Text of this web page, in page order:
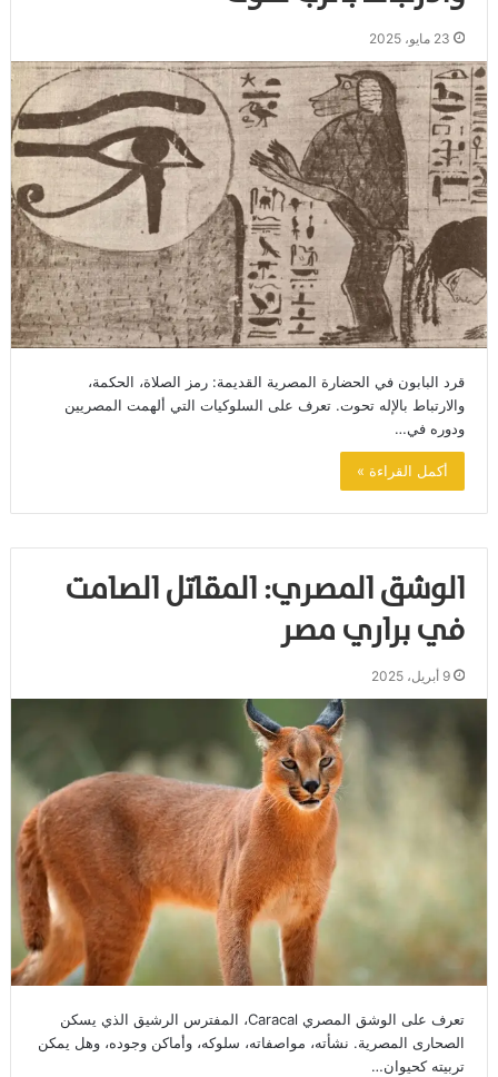
23 مايو، 2025
قرد البابون في الحضارة المصرية القديمة: رمز الصلاة، الحكمة،
والارتباط بالإله تحوت. تعرف على السلوكيات التي ألهمت المصريين
ودوره في…
أكمل القراءة »
الوشق المصري: المقاتل الصامت
في براري مصر
9 أبريل، 2025
تعرف على الوشق المصري Caracal، المفترس الرشيق الذي يسكن
الصحارى المصرية. نشأته، مواصفاته، سلوكه، وأماكن وجوده، وهل يمكن
تربيته كحيوان…